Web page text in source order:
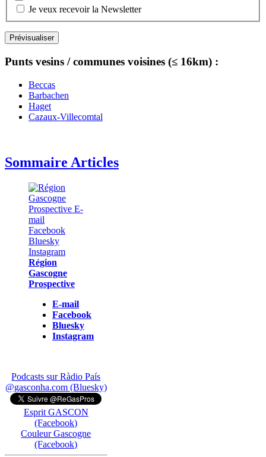
Je veux recevoir la Newsletter
Punts vesins / communes voisines (≤ 16km) :
Beccas
Barbachen
Haget
Cazaux-Villecomtal
Sommaire Articles
Région
Gascogne
Prospective
E-mail
Facebook
Bluesky
Instagram
Podcasts sur Ràdio País
@gasconha.com (Bluesky)
Esprit GASCON
(Facebook)
Couleur Gascogne
(Facebook)